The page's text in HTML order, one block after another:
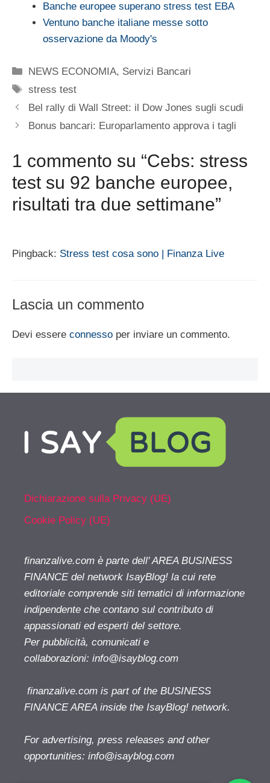
Banche europee superano stress test EBA
Ventuno banche italiane messe sotto
osservazione da Moody's
Categorie
NEWS ECONOMIA, Servizi Bancari
Tag
stress test
Bel rally di Wall Street: il Dow Jones sugli scudi
Bonus bancari: Europarlamento approva i tagli
1 commento su “Cebs: stress
test su 92 banche europee,
risultati tra due settimane”
Pingback: Stress test cosa sono | Finanza Live
Lascia un commento
Devi essere connesso per inviare un commento.
Dichiarazione sulla Privacy (UE)
Cookie Policy (UE)
finanzalive.com è parte dell' AREA BUSINESS
FINANCE del network IsayBlog! la cui rete
editoriale comprende siti tematici di informazione
indipendente che contano sul contributo di
appassionati ed esperti del settore.
Per pubblicità, comunicati e
collaborazioni: info@isayblog.com
finanzalive.com is part of the BUSINESS
FINANCE AREA inside the IsayBlog! network.
For advertising, press releases and other
opportunities: info@isayblog.com